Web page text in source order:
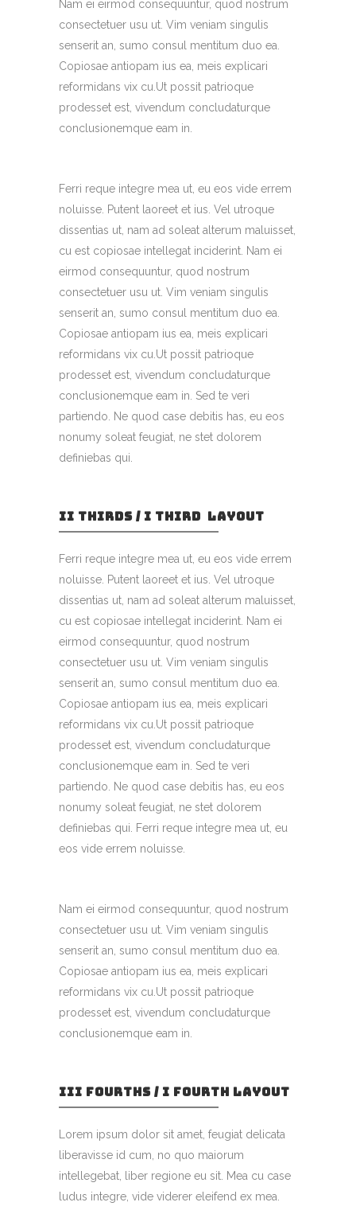
Nam ei eirmod consequuntur, quod nostrum
consectetuer usu ut. Vim veniam singulis
senserit an, sumo consul mentitum duo ea.
Copiosae antiopam ius ea, meis explicari
reformidans vix cu.Ut possit patrioque
prodesset est, vivendum concludaturque
conclusionemque eam in.
Ferri reque integre mea ut, eu eos vide errem
noluisse. Putent laoreet et ius. Vel utroque
dissentias ut, nam ad soleat alterum maluisset,
cu est copiosae intellegat inciderint. Nam ei
eirmod consequuntur, quod nostrum
consectetuer usu ut. Vim veniam singulis
senserit an, sumo consul mentitum duo ea.
Copiosae antiopam ius ea, meis explicari
reformidans vix cu.Ut possit patrioque
prodesset est, vivendum concludaturque
conclusionemque eam in. Sed te veri
partiendo. Ne quod case debitis has, eu eos
nonumy soleat feugiat, ne stet dolorem
definiebas qui.
II THIRDS / I THIRD LAYOUT
Ferri reque integre mea ut, eu eos vide errem
noluisse. Putent laoreet et ius. Vel utroque
dissentias ut, nam ad soleat alterum maluisset,
cu est copiosae intellegat inciderint. Nam ei
eirmod consequuntur, quod nostrum
consectetuer usu ut. Vim veniam singulis
senserit an, sumo consul mentitum duo ea.
Copiosae antiopam ius ea, meis explicari
reformidans vix cu.Ut possit patrioque
prodesset est, vivendum concludaturque
conclusionemque eam in. Sed te veri
partiendo. Ne quod case debitis has, eu eos
nonumy soleat feugiat, ne stet dolorem
definiebas qui. Ferri reque integre mea ut, eu
eos vide errem noluisse.
Nam ei eirmod consequuntur, quod nostrum
consectetuer usu ut. Vim veniam singulis
senserit an, sumo consul mentitum duo ea.
Copiosae antiopam ius ea, meis explicari
reformidans vix cu.Ut possit patrioque
prodesset est, vivendum concludaturque
conclusionemque eam in.
III FOURTHS / I FOURTH LAYOUT
Lorem ipsum dolor sit amet, feugiat delicata
liberavisse id cum, no quo maiorum
intellegebat, liber regione eu sit. Mea cu case
ludus integre, vide viderer eleifend ex mea.